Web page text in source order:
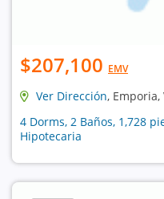
$207,100 EMV
Ver Dirección, Emporia,
4 Dorms, 2 Baños, 1,728
Hipotecaria